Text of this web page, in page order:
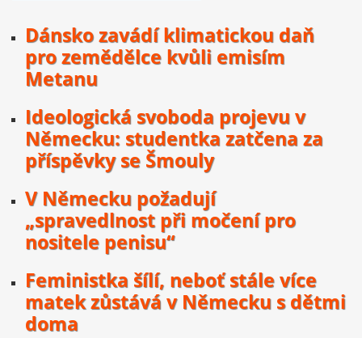
Dánsko zavádí klimatickou daň
pro zemědělce kvůli emisím
Metanu
Ideologická svoboda projevu v
Německu: studentka zatčena za
příspěvky se Šmouly
V Německu požadují
„spravedlnost při močení pro
nositele penisu“
Feministka šílí, neboť stále více
matek zůstává v Německu s dětmi
doma